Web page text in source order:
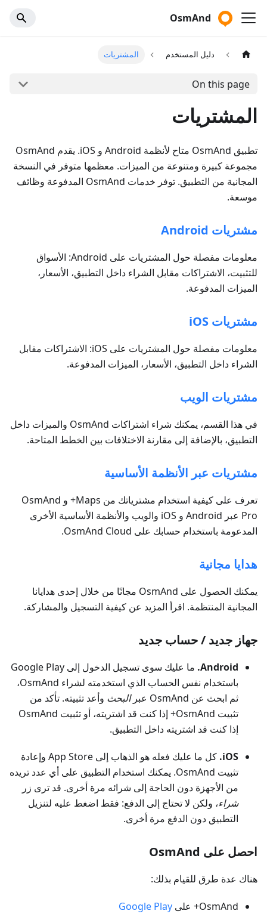
OsmAnd
دليل المستخدم المشتريات
On this page
المشتريات
تطبيق OsmAnd متاح لأنظمة Android و iOS. يقدم OsmAnd
مجموعة كبيرة ومتنوعة من الميزات. معظمها متوفر في النسخة
المجانية من التطبيق. توفر خدمات OsmAnd المدفوعة وظائف
موسعة.
مشتريات Android
معلومات مفصلة حول المشتريات على Android: الأسواق
للتثبيت، الاشتراكات مقابل الشراء داخل التطبيق، الأسعار،
الميزات المدفوعة.
مشتريات iOS
معلومات مفصلة حول المشتريات على iOS: الاشتراكات مقابل
الشراء داخل التطبيق، الأسعار، الميزات المدفوعة.
مشتريات الويب
في هذا القسم، يمكنك شراء اشتراكات OsmAnd والميزات داخل
التطبيق، بالإضافة إلى مقارنة الاختلافات بين الخطط المتاحة.
مشتريات عبر الأنظمة الأساسية
تعرف على كيفية استخدام مشترياتك من Maps+ و OsmAnd
Pro عبر Android و iOS والويب والأنظمة الأساسية الأخرى
المدعومة باستخدام حسابك على OsmAnd Cloud.
هدايا مجانية
يمكنك الحصول على OsmAnd مجانًا من خلال إحدى هدايانا
المجانية المنتظمة. اقرأ المزيد عن كيفية التسجيل والمشاركة.
جهاز جديد / حساب جديد
Android.
ما عليك سوى تسجيل الدخول إلى Google Play
باستخدام نفس الحساب الذي استخدمته لشراء OsmAnd،
ثم ابحث عن OsmAnd عبر
البحث وأعد تثبيته. تأكد من
تثبيت OsmAnd+ إذا كنت قد اشتريته، أو تثبيت OsmAnd
إذا كنت قد اشتريته داخل التطبيق.
iOS.
كل ما عليك فعله هو الذهاب إلى App Store وإعادة
تثبيت OsmAnd. يمكنك استخدام التطبيق على أي عدد تريده
من الأجهزة دون الحاجة إلى شرائه مرة أخرى. قد ترى زر
شراء، ولكن لا تحتاج إلى الدفع: فقط اضغط عليه لتنزيل
التطبيق دون الدفع مرة أخرى.
احصل على OsmAnd
هناك عدة طرق للقيام بذلك:
OsmAnd+ على
Google Play